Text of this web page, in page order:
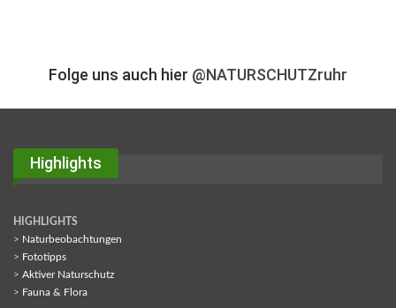
Folge uns auch hier @NATURSCHUTZruhr
Highlights
HIGHLIGHTS
> Naturbeobachtungen
> Fototipps
> Aktiver Naturschutz
> Fauna & Flora